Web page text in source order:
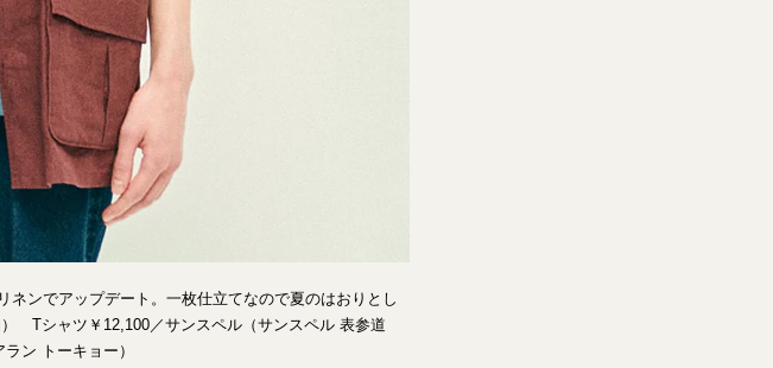
ンでアップデート。一枚仕立てなので夏のはおりとし
Tシャツ￥12,100／サンスペル（サンスペル 表参道
ン トーキョー）